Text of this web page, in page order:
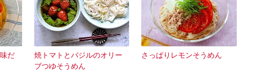
だ
焼トマトとバジルのオリー
ブつゆそうめん
さっぱりレモンそうめん